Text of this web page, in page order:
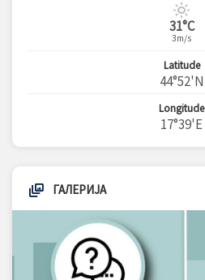
31°C
3m/s
Latitude
44°52'N
Longitude
17°39'E
ГАЛЕРИЈА